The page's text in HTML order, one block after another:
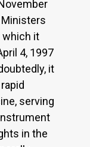
which it
4, 1997
it
serving
in the